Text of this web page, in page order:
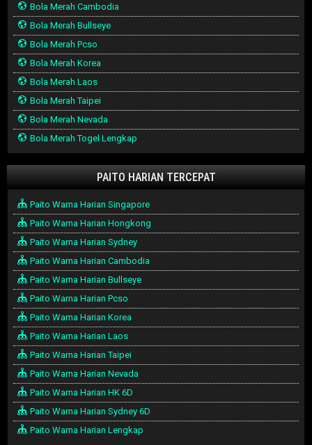
Bola Merah Cambodia
Bola Merah Bullseye
Bola Merah Pcso
Bola Merah Korea
Bola Merah Laos
Bola Merah Taipei
Bola Merah Nevada
Bola Merah Togel Lengkap
PAITO HARIAN TERCEPAT
Paito Warna Harian Singapore
Paito Warna Harian Hongkong
Paito Warna Harian Sydney
Paito Warna Harian Cambodia
Paito Warna Harian Bullseye
Paito Warna Harian Pcso
Paito Warna Harian Korea
Paito Warna Harian Laos
Paito Warna Harian Taipei
Paito Warna Harian Nevada
Paito Warna Harian HK 6D
Paito Warna Harian Sydney 6D
Paito Warna Harian Lengkap